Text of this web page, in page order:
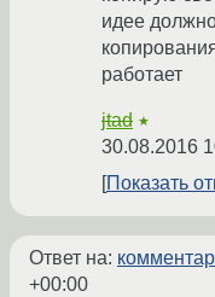
идее
работает
jtad ★
30.08.2016
Показать
Ответ на:
+00:00